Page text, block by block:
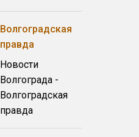
Волгоградская
правда
Новости
Волгограда -
Волгоградская
правда